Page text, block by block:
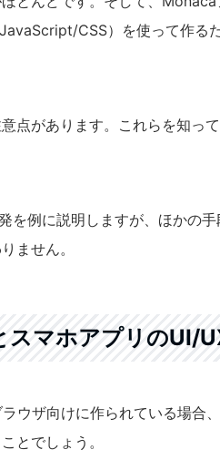
CSS）を使って作る
点があります。これらを知っ
を例に説明しますが、ほかの
ません。
スマホアプリのUI/
ウザ向けに作られている場合
とでしょう。